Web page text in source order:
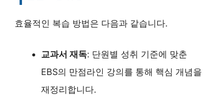
효율적인 복습 방법은 다음과 같습니다.
교과서 재독: 단원별 성취 기준에 맞춘
EBS의 만점라인 강의를 통해 핵심 개념을
재정리합니다.